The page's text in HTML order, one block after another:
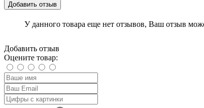
Добавить отзыв
У данного товара еще нет отзывов, Ваш отзыв
Добавить отзыв
Оцените товар: